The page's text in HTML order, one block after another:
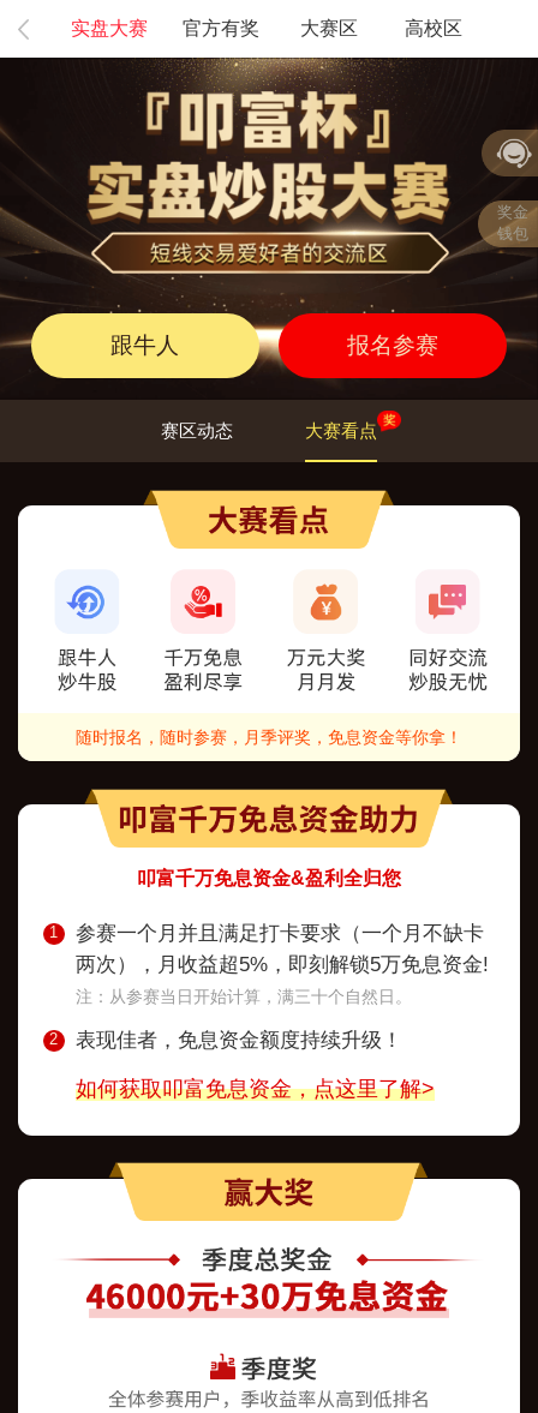
实盘大赛 官方有奖 大赛区 高校区
跟牛人 报名参赛
奖金
钱包
赛区动态 大赛看点
随时报名，随时参赛，月季评奖，免息资金等你拿！
叩富千万免息资金&盈利全归您
1
参赛一个月并且满足打卡要求（一个月不缺卡
两次），月收益超5%，即刻解锁5万免息资金!
注：从参赛当日开始计算，满三十个自然日。
2 表现佳者，免息资金额度持续升级！
如何获取叩富免息资金，点这里了解>